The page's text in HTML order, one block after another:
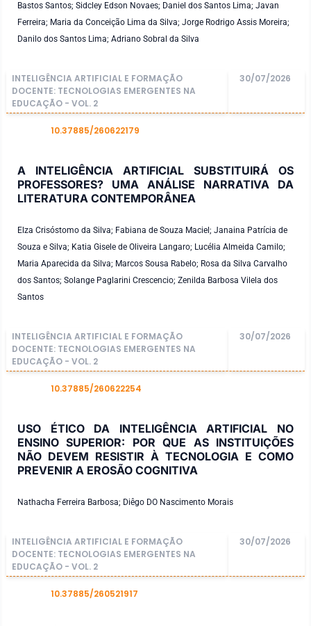
Bastos Santos; Sidcley Edson Novaes; Daniel dos Santos Lima; Javan
Ferreira; Maria da Conceição Lima da Silva; Jorge Rodrigo Assis Moreira;
Danilo dos Santos Lima; Adriano Sobral da Silva
INTELIGÊNCIA ARTIFICIAL E FORMAÇÃO
DOCENTE: TECNOLOGIAS EMERGENTES NA
EDUCAÇÃO - VOL. 2
30/07/2026
10.37885/260622179
A INTELIGÊNCIA ARTIFICIAL SUBSTITUIRÁ OS
PROFESSORES? UMA ANÁLISE NARRATIVA DA
LITERATURA CONTEMPORÂNEA
Elza Crisóstomo da Silva; Fabiana de Souza Maciel; Janaina Patrícia de
Souza e Silva; Katia Gisele de Oliveira Langaro; Lucélia Almeida Camilo;
Maria Aparecida da Silva; Marcos Sousa Rabelo; Rosa da Silva Carvalho
dos Santos; Solange Paglarini Crescencio; Zenilda Barbosa Vilela dos
Santos
INTELIGÊNCIA ARTIFICIAL E FORMAÇÃO
DOCENTE: TECNOLOGIAS EMERGENTES NA
EDUCAÇÃO - VOL. 2
30/07/2026
10.37885/260622254
USO ÉTICO DA INTELIGÊNCIA ARTIFICIAL NO
ENSINO SUPERIOR: POR QUE AS INSTITUIÇÕES
NÃO DEVEM RESISTIR À TECNOLOGIA E COMO
PREVENIR A EROSÃO COGNITIVA
Nathacha Ferreira Barbosa; Diêgo DO Nascimento Morais
INTELIGÊNCIA ARTIFICIAL E FORMAÇÃO
DOCENTE: TECNOLOGIAS EMERGENTES NA
EDUCAÇÃO - VOL. 2
30/07/2026
10.37885/260521917